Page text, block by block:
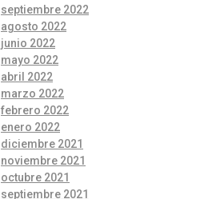
septiembre 2022
agosto 2022
junio 2022
mayo 2022
abril 2022
marzo 2022
febrero 2022
enero 2022
diciembre 2021
noviembre 2021
octubre 2021
septiembre 2021